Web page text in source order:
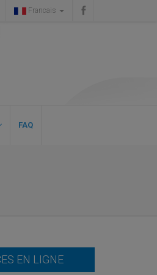
Francais
FAQ
EN LIGNE